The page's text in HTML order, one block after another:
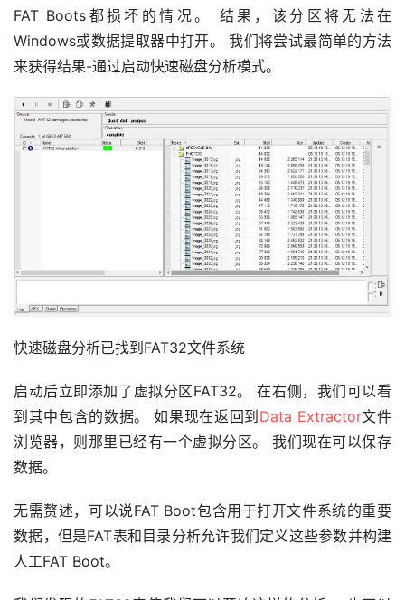
FAT Boots都损坏的情况。 结果，该分区将无法在
Windows或数据提取器中打开。 我们将尝试最简单的方法
来获得结果-通过启动快速磁盘分析模式。
快速磁盘分析已找到FAT32文件系统
启动后立即添加了虚拟分区FAT32。 在右侧，我们可以看
到其中包含的数据。 如果现在返回到Data Extractor文件
浏览器，则那里已经有一个虚拟分区。 我们现在可以保存
数据。
无需赘述，可以说FAT Boot包含用于打开文件系统的重要
数据，但是FAT表和目录分析允许我们定义这些参数并构建
人工FAT Boot。